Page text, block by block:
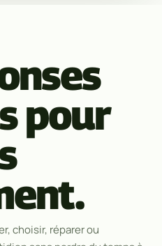
pour
choisir, réparer ou